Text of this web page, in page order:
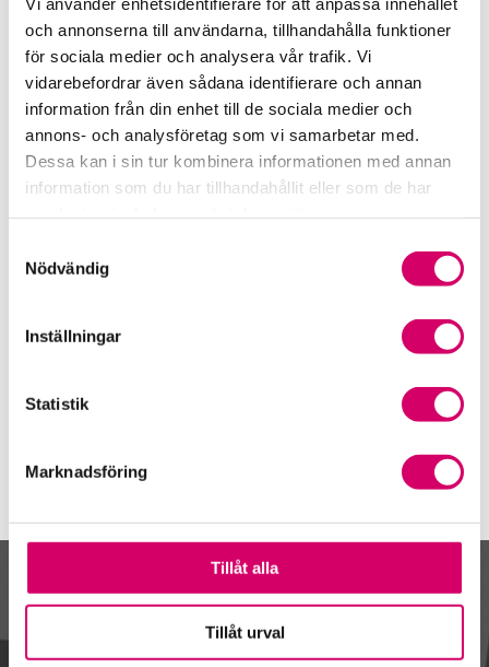
och annonserna till användarna, tillhandahålla funktioner
för sociala medier och analysera vår trafik. Vi
vidarebefordrar även sådana identifierare och annan
information från din enhet till de sociala medier och
annons- och analysföretag som vi samarbetar med.
Dessa kan i sin tur kombinera informationen med annan
information som du har tillhandahållit eller som de har
Nödvändig
Inställningar
Statistik
Marknadsföring
Tillåt alla
Tillåt urval
Srf Fokusrapport 2024 – insikter för hållbart
företagande
Våra nyhetskanaler
Tidningen Konsulten
Öppet brev till Myndigheten för yrkeshögskolan
Kalendarium